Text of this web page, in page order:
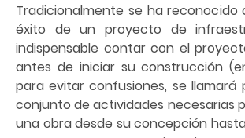
Tradicionalmente se ha reconocido
éxito de un proyecto de
indispensable contar con el
antes de iniciar su construcción
para evitar confusiones, se llamará
conjunto de actividades necesarias
una obra desde su concepción